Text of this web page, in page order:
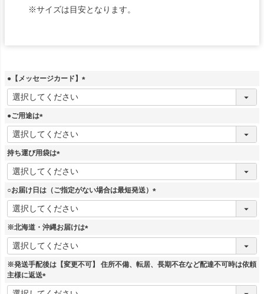
※サイズは目安となります。
●【メッセージカード】
(
●ご用途は
(
必
須
持ち運び用袋は
(
必
須
○お届け日は（ご指定がない場合は最短発送）
(
※北海道・沖縄お届けは
(
須
※発送手配後は【変更不可】 住所不備、転居、長期不在など配達不可時は依頼
主様に返送
(